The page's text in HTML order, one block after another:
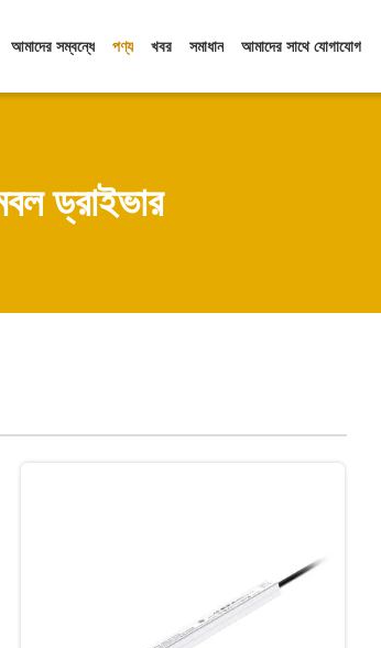
আমাদের সম্বন্ধে পণ্য খবর সমাধান আমাদের সাথে যোগাযোগ
ড্রাইভার